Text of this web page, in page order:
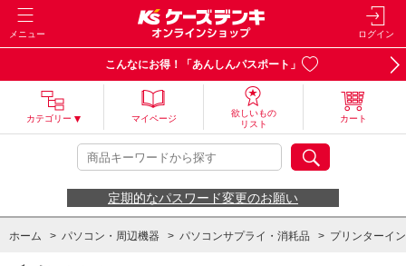
メニュー ログイン
こんなにお得！「あんしんパスポート」
カテゴリー マイページ
欲しいもの
リスト
カート
定期的なパスワード変更のお願い
ホーム > パソコン・周辺機器 > パソコンサプライ・消耗品 > プリンターイ